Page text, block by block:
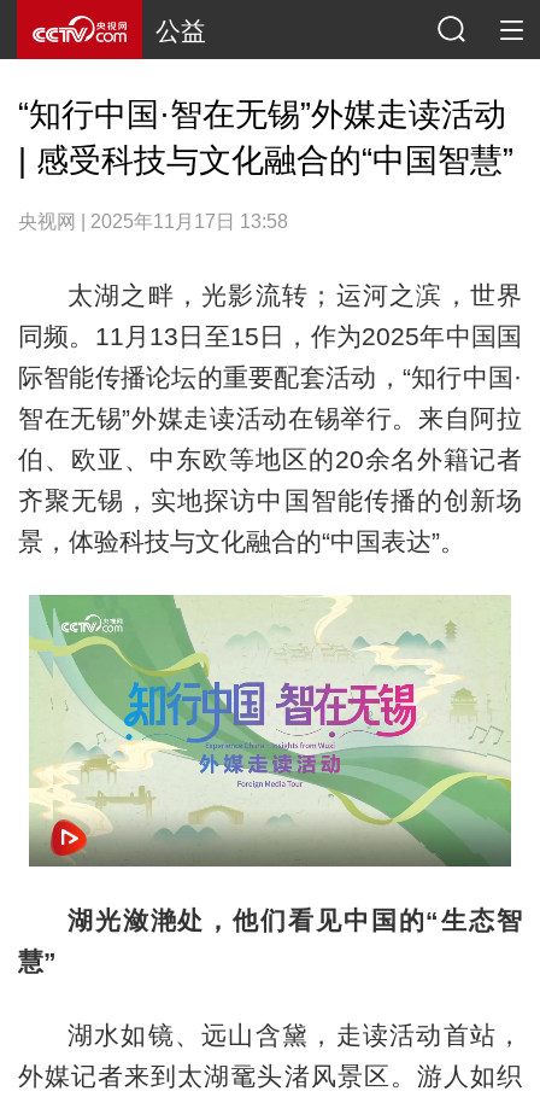
公益
“知行中国·智在无锡”外媒走读活动
| 感受科技与文化融合的“中国智慧”
央视网 | 2025年11月17日 13:58
太湖之畔，光影流转；运河之滨，世界
同频。11月13日至15日，作为2025年中国国
际智能传播论坛的重要配套活动，“知行中国·
智在无锡”外媒走读活动在锡举行。来自阿拉
伯、欧亚、中东欧等地区的20余名外籍记者
齐聚无锡，实地探访中国智能传播的创新场
景，体验科技与文化融合的“中国表达”。
湖光潋滟处，他们看见中国的“生态智
慧”
湖水如镜、远山含黛，走读活动首站，
外媒记者来到太湖鼋头渚风景区。游人如织